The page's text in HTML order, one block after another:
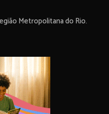
Metropolitana do Rio.